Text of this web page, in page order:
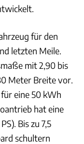
für den
letzten Meile.
mit 2,90 bis
Meter Breite vor.
eine 50 kWh
hat eine
Bis zu 7,5
schultern